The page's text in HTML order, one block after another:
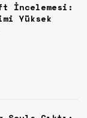
İncelemesi:
Yüksek